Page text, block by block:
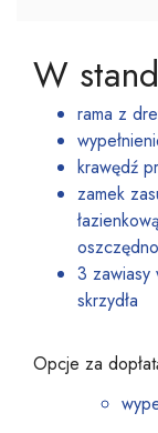
W
rama z
krawędź
zamek
3 zawiasy
skrzydła
Opcje za